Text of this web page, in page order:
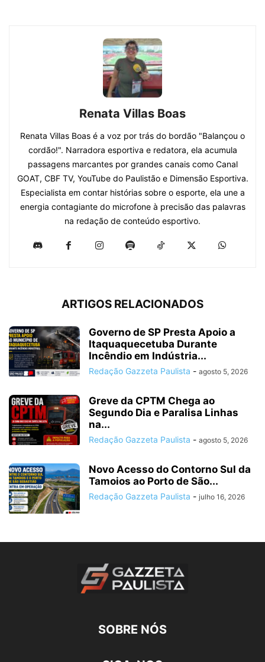
Renata Villas Boas
​Renata Villas Boas é a voz por trás do bordão "Balançou o
cordão!". Narradora esportiva e redatora, ela acumula
passagens marcantes por grandes canais como Canal
GOAT, CBF TV, YouTube do Paulistão e Dimensão Esportiva.
Especialista em contar histórias sobre o esporte, ela une a
energia contagiante do microfone à precisão das palavras
na redação de conteúdo esportivo.
ARTIGOS RELACIONADOS
Governo de SP Presta Apoio a
Itaquaquecetuba Durante
Incêndio em Indústria...
Redação Gazzeta Paulista - agosto 5, 2026
Greve da CPTM Chega ao
Segundo Dia e Paralisa Linhas
na...
Redação Gazzeta Paulista - agosto 5, 2026
Novo Acesso do Contorno Sul da
Tamoios ao Porto de São...
Redação Gazzeta Paulista - julho 16, 2026
SOBRE NÓS